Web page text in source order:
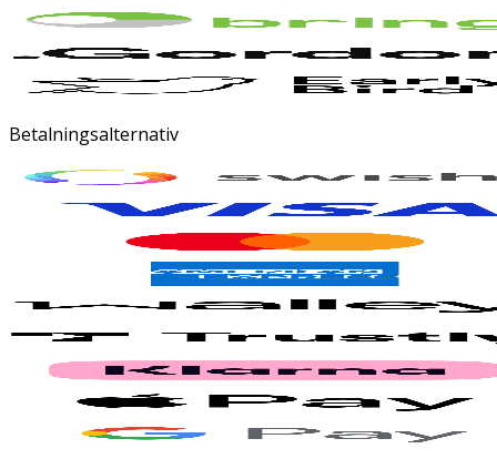
Betalningsalternativ